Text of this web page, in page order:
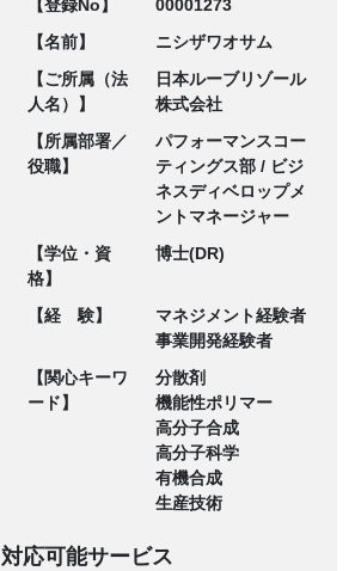
【登録No】
00001273
【名前】
ニシザワオサム
【ご所属（法
人名）】
日本ルーブリゾール
株式会社
【所属部署／
役職】
パフォーマンスコー
ティングス部 / ビジ
ネスディベロップメ
ントマネージャー
【学位・資
格】
博士(DR)
【経 験】
マネジメント経験者
事業開発経験者
【関心キーワ
ード】
分散剤
機能性ポリマー
高分子合成
高分子科学
有機合成
生産技術
対応可能サービス